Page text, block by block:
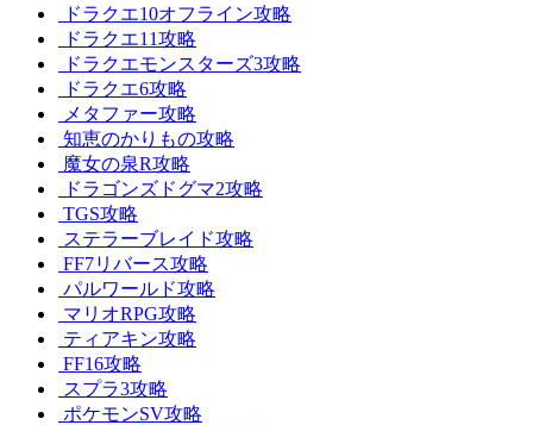
ドラクエ10オフライン攻略
ドラクエ11攻略
ドラクエモンスターズ3攻略
ドラクエ6攻略
メタファー攻略
知恵のかりもの攻略
魔女の泉R攻略
ドラゴンズドグマ2攻略
TGS攻略
ステラーブレイド攻略
FF7リバース攻略
パルワールド攻略
マリオRPG攻略
ティアキン攻略
FF16攻略
スプラ3攻略
ポケモンSV攻略